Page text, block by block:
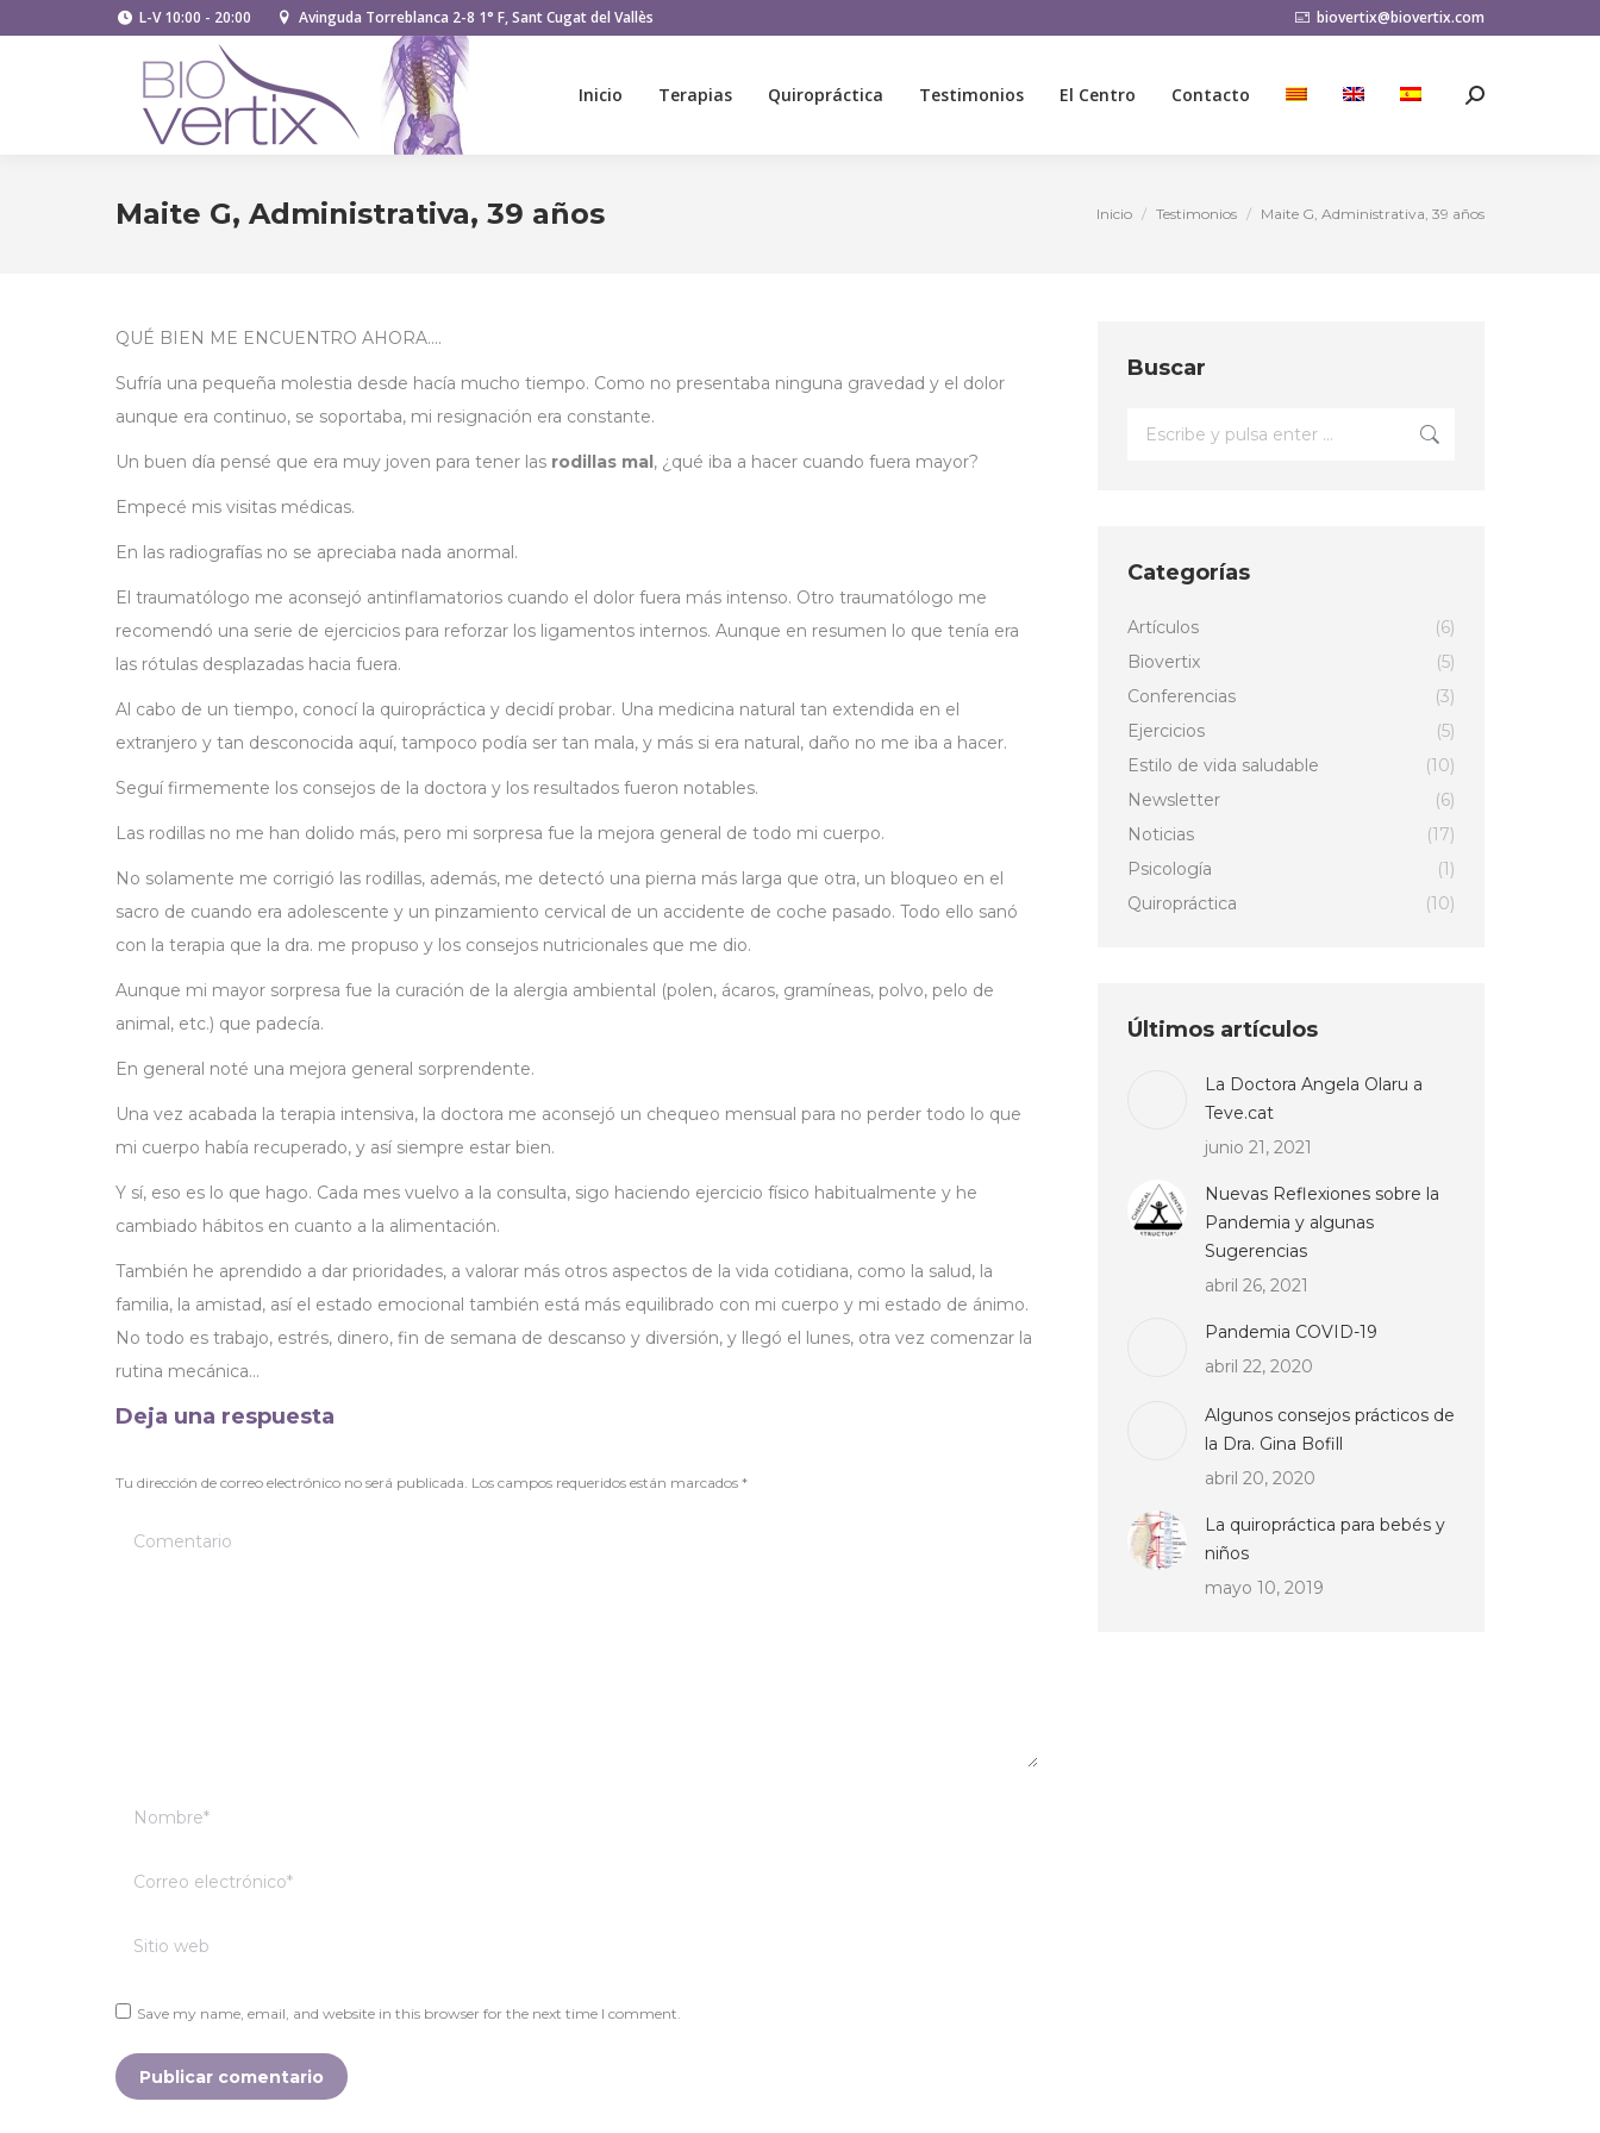
L-V 10:00 - 20:00 Avinguda Torreblanca 2-8 1° F, Sant Cugat del Vallès biovertix@biovertix.com
Inicio Terapias Quiropráctica Testimonios El Centro Contacto Buscar:
Maite G, Administrativa, 39 años Estás aquí:
Inicio Testimonios Maite G, Administrativa, 39 años
QUÉ BIEN ME ENCUENTRO AHORA….
Sufría una pequeña molestia desde hacía mucho tiempo. Como no presentaba ninguna gravedad y el dolor
aunque era continuo, se soportaba, mi resignación era constante.
Un buen día pensé que era muy joven para tener las rodillas mal, ¿qué iba a hacer cuando fuera mayor?
Empecé mis visitas médicas.
En las radiografías no se apreciaba nada anormal.
El traumatólogo me aconsejó antinflamatorios cuando el dolor fuera más intenso. Otro traumatólogo me
recomendó una serie de ejercicios para reforzar los ligamentos internos. Aunque en resumen lo que tenía era
las rótulas desplazadas hacia fuera.
Al cabo de un tiempo, conocí la quiropráctica y decidí probar. Una medicina natural tan extendida en el
extranjero y tan desconocida aquí, tampoco podía ser tan mala, y más si era natural, daño no me iba a hacer.
Seguí firmemente los consejos de la doctora y los resultados fueron notables.
Las rodillas no me han dolido más, pero mi sorpresa fue la mejora general de todo mi cuerpo.
No solamente me corrigió las rodillas, además, me detectó una pierna más larga que otra, un bloqueo en el
sacro de cuando era adolescente y un pinzamiento cervical de un accidente de coche pasado. Todo ello sanó
con la terapia que la dra. me propuso y los consejos nutricionales que me dio.
Aunque mi mayor sorpresa fue la curación de la alergia ambiental (polen, ácaros, gramíneas, polvo, pelo de
animal, etc.) que padecía.
En general noté una mejora general sorprendente.
Una vez acabada la terapia intensiva, la doctora me aconsejó un chequeo mensual para no perder todo lo que
mi cuerpo había recuperado, y así siempre estar bien.
Y sí, eso es lo que hago. Cada mes vuelvo a la consulta, sigo haciendo ejercicio físico habitualmente y he
cambiado hábitos en cuanto a la alimentación.
También he aprendido a dar prioridades, a valorar más otros aspectos de la vida cotidiana, como la salud, la
familia, la amistad, así el estado emocional también está más equilibrado con mi cuerpo y mi estado de ánimo.
No todo es trabajo, estrés, dinero, fin de semana de descanso y diversión, y llegó el lunes, otra vez comenzar la
rutina mecánica…
Deja una respuesta
Tu dirección de correo electrónico no será publicada. Los campos requeridos están marcados *
Comentario
Nombre *
Correo electrónico *
Sitio web
Save my name, email, and website in this browser for the next time I comment.
Publicar comentario
Buscar
Buscar:
Categorías
Artículos
(6)
Biovertix
(5)
Conferencias
(3)
Ejercicios
(5)
Estilo de vida saludable
(10)
Newsletter
(6)
Noticias
(17)
Psicología
(1)
Quiropráctica
(10)
Últimos artículos
La Doctora Angela Olaru a
Teve.cat
junio 21, 2021
Nuevas Reflexiones sobre la
Pandemia y algunas
Sugerencias
abril 26, 2021
Pandemia COVID-19
abril 22, 2020
Algunos consejos prácticos de
la Dra. Gina Bofill
abril 20, 2020
La quiropráctica para bebés y
niños
mayo 10, 2019
Buscar: